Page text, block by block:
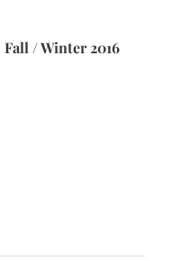
Fall / Winter 2016